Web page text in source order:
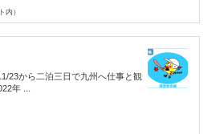
内）
23から二泊三日で九州へ仕事と観
年 ...